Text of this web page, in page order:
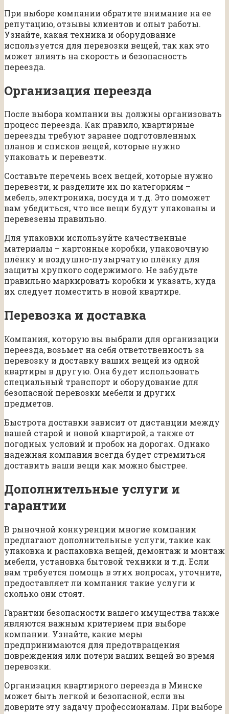
При выборе компании обратите внимание на ее
репутацию, отзывы клиентов и опыт работы.
Узнайте, какая техника и оборудование
используется для перевозки вещей, так как это
может влиять на скорость и безопасность
переезда.
Организация переезда
После выбора компании вы должны организовать
процесс переезда. Как правило, квартирные
переезды требуют заранее подготовленных
планов и списков вещей, которые нужно
упаковать и перевезти.
Составьте перечень всех вещей, которые нужно
перевезти, и разделите их по категориям –
мебель, электроника, посуда и т.д. Это поможет
вам убедиться, что все вещи будут упакованы и
перевезены правильно.
Для упаковки используйте качественные
материалы – картонные коробки, упаковочную
плёнку и воздушно-пузырчатую плёнку для
защиты хрупкого содержимого. Не забудьте
правильно маркировать коробки и указать, куда
их следует поместить в новой квартире.
Перевозка и доставка
Компания, которую вы выбрали для организации
переезда, возьмет на себя ответственность за
перевозку и доставку ваших вещей из одной
квартиры в другую. Она будет использовать
специальный транспорт и оборудование для
безопасной перевозки мебели и других
предметов.
Быстрота доставки зависит от дистанции между
вашей старой и новой квартирой, а также от
погодных условий и пробок на дорогах. Однако
надежная компания всегда будет стремиться
доставить ваши вещи как можно быстрее.
Дополнительные услуги и
гарантии
В рыночной конкуренции многие компании
предлагают дополнительные услуги, такие как
упаковка и распаковка вещей, демонтаж и монтаж
мебели, установка бытовой техники и т.д. Если
вам требуется помощь в этих вопросах, уточните,
предоставляет ли компания такие услуги и
сколько они стоят.
Гарантии безопасности вашего имущества также
являются важным критерием при выборе
компании. Узнайте, какие меры
предпринимаются для предотвращения
повреждения или потери ваших вещей во время
перевозки.
Организация квартирного переезда в Минске
может быть легкой и безопасной, если вы
доверите эту задачу профессионалам. При выборе